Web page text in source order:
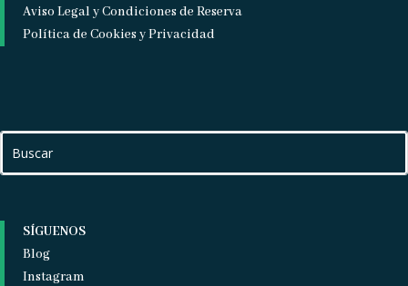
Aviso Legal y Condiciones de Reserva
Política de Cookies y Privacidad
SÍGUENOS
Blog
Instagram